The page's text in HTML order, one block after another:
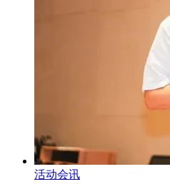
活动会讯